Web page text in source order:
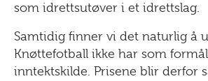
som idrettsutøver i et idrettslag.
Samtidig finner vi det naturlig å
Knøttefotball ikke har som
inntektskilde. Prisene blir derfor